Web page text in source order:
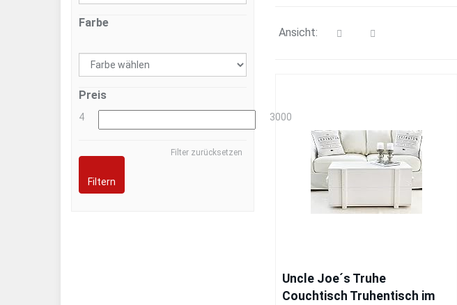
Ansicht:
Uncle Joe´s Truhe
Couchtisch Truhentisch im
Farbe
Preis
4 3000
Filter zurücksetzen
Filtern